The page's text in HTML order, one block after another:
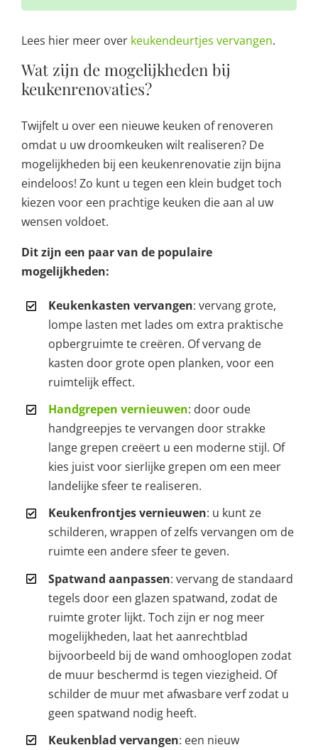
Lees hier meer over keukendeurtjes vervangen.
Wat zijn de mogelijkheden bij
keukenrenovaties?
Twijfelt u over een nieuwe keuken of renoveren
omdat u uw droomkeuken wilt realiseren? De
mogelijkheden bij een keukenrenovatie zijn bijna
eindeloos! Zo kunt u tegen een klein budget toch
kiezen voor een prachtige keuken die aan al uw
wensen voldoet.
Dit zijn een paar van de populaire
mogelijkheden:
Keukenkasten vervangen: vervang grote,
lompe lasten met lades om extra praktische
opbergruimte te creëren. Of vervang de
kasten door grote open planken, voor een
ruimtelijk effect.
Handgrepen vernieuwen: door oude
handgreepjes te vervangen door strakke
lange grepen creëert u een moderne stijl. Of
kies juist voor sierlijke grepen om een meer
landelijke sfeer te realiseren.
Keukenfrontjes vernieuwen: u kunt ze
schilderen, wrappen of zelfs vervangen om de
ruimte een andere sfeer te geven.
Spatwand aanpassen: vervang de standaard
tegels door een glazen spatwand, zodat de
ruimte groter lijkt. Toch zijn er nog meer
mogelijkheden, laat het aanrechtblad
bijvoorbeeld bij de wand omhooglopen zodat
de muur beschermd is tegen viezigheid. Of
schilder de muur met afwasbare verf zodat u
geen spatwand nodig heeft.
Keukenblad vervangen: een nieuw